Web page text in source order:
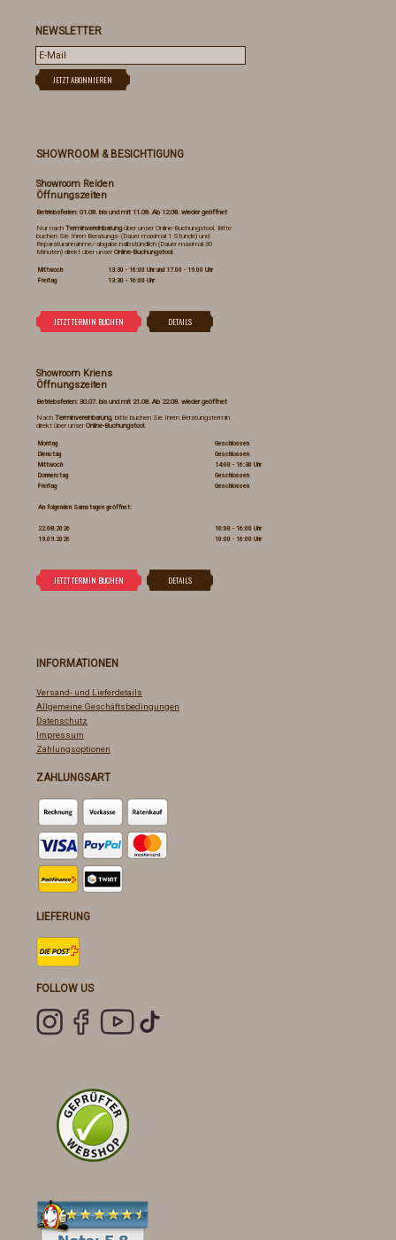
NEWSLETTER
SHOWROOM & BESICHTIGUNG
Showroom Reiden
Öffnungszeiten
Betriebsferien: 01.08. bis und mit 11.08. Ab 12.08. wieder geöffnet
Nur nach Terminvereinbarungüber unser Online-Buchungstool. Bitte
buchen Sie Ihren Beratungs- (Dauer maximal 1 Stunde) und
Reparaturannahme/-abgabe halbstündlich (Dauer maximal 30
Minuten) direkt über unser Online-Buchungstool.
Mittwoch
13:30 - 16:00 Uhr und 17.00 - 19.00 Uhr
Freitag
13:30 - 16:00 Uhr
Showroom Kriens
Öffnungszeiten
Betriebsferien: 30.07. bis und mit 21.08. Ab 22.08. wieder geöffnet
Nach Terminvereinbarung, bitte buchen Sie Ihren Beratungstermin
direkt über unser Online-Buchungstool.
Montag
Geschlossen
Dienstag
Geschlossen
Mittwoch
14:00 - 16:30 Uhr
Donnerstag
Geschlossen
Freitag
Geschlossen
An folgenden Samstagen geöffnet:
22.08.2026
10:00 - 16:00 Uhr
19.09.2026
10:00 - 16:00 Uhr
INFORMATIONEN
Versand- und Lieferdetails
Allgemeine Geschäftsbedingungen
Datenschutz
Impressum
Zahlungsoptionen
ZAHLUNGSART
LIEFERUNG
FOLLOW US